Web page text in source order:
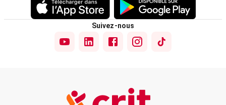
Suivez-nous